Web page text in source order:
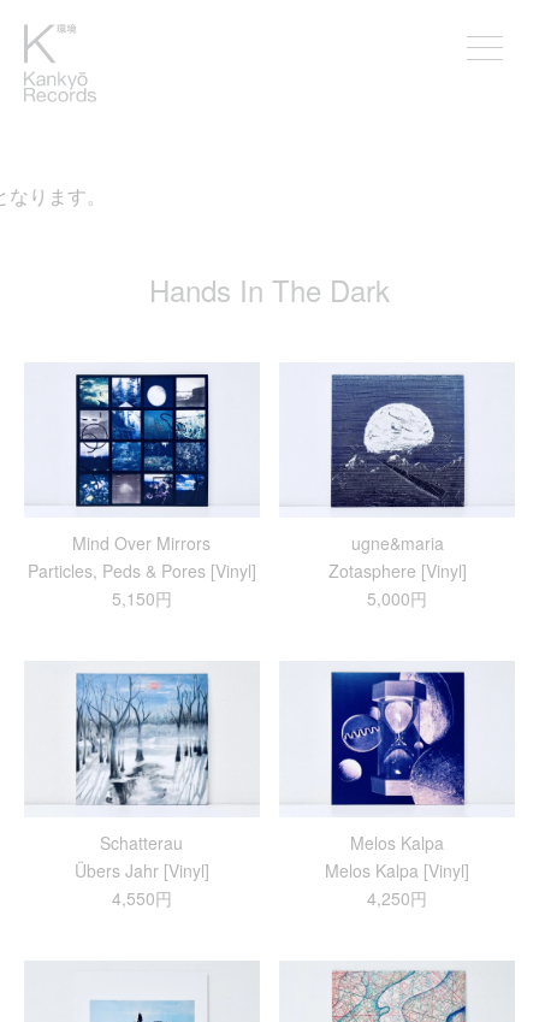
ます。
Hands In The Dark
Mind Over Mirrors
Particles, Peds & Pores [Vinyl]
5,150円
ugne&maria
Zotasphere [Vinyl]
5,000円
Schatterau
Übers Jahr [Vinyl]
4,550円
Melos Kalpa
Melos Kalpa [Vinyl]
4,250円